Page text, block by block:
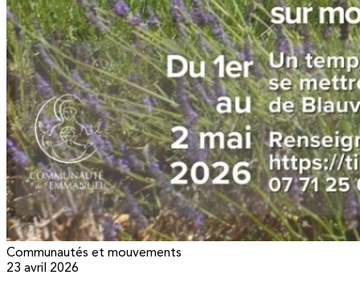
Communautés et mouvements
23 avril 2026